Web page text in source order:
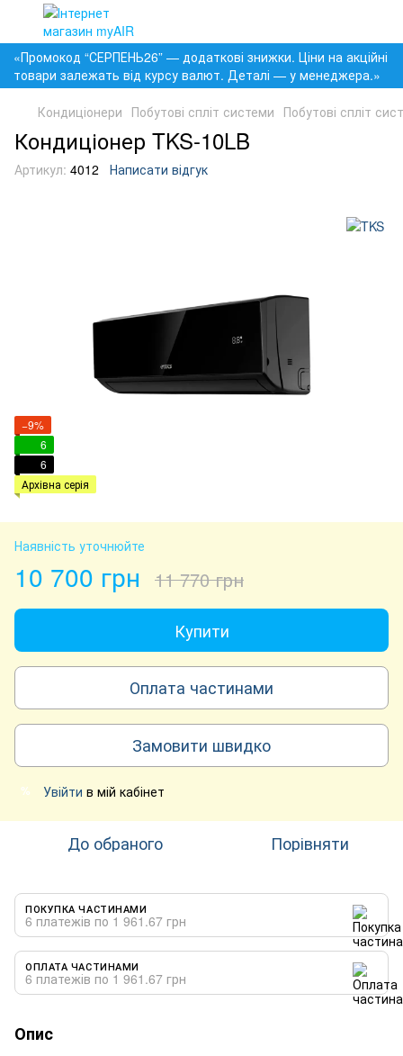
«Промокод “СЕРПЕНЬ26” — додаткові знижки. Ціни на акційні
товари залежать від курсу валют. Деталі — у менеджера.»
Кондиціонери Побутові спліт системи Побутові спліт
Кондиціонер TKS-10LB
Артикул: 4012 Написати відгук
−9%
6
6
Архівна серія
Наявність уточнюйте
10 700 грн 11 770 грн
Купити
Оплата частинами
Замовити швидко
% Увійти в мій кабінет
До обраного Порівняти
ПОКУПКА ЧАСТИНАМИ
6 платежів по 1 961.67 грн
ОПЛАТА ЧАСТИНАМИ
6 платежів по 1 961.67 грн
Опис